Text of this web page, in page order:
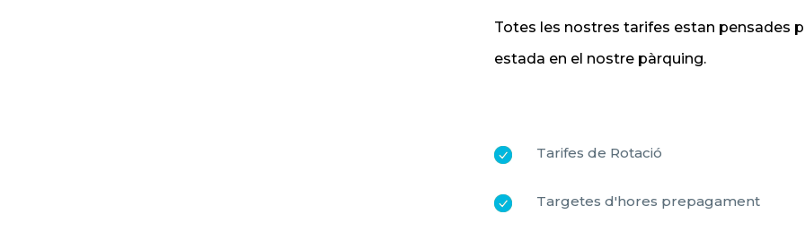
Totes les nostres tarifes estan pensades
estada en el nostre pàrquing.
Tarifes de Rotació
Targetes d'hores prepagament